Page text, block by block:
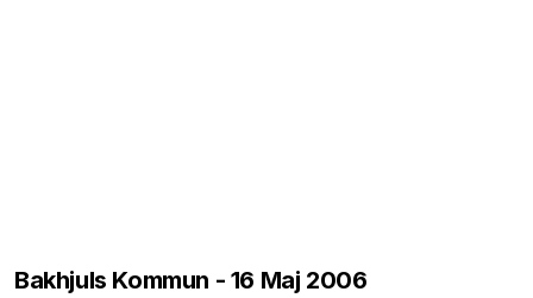
Bakhjuls Kommun - 16 Maj 2006